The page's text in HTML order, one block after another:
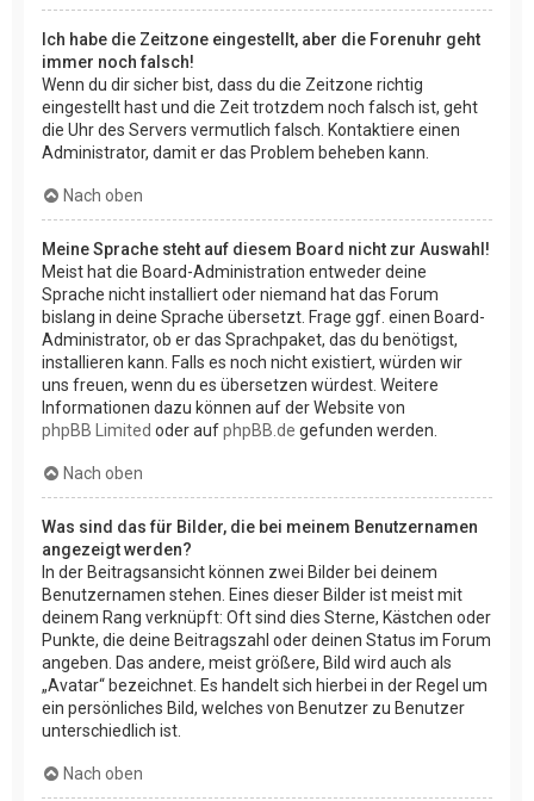
Ich habe die Zeitzone eingestellt, aber die Forenuhr geht
immer noch falsch!
Wenn du dir sicher bist, dass du die Zeitzone richtig
eingestellt hast und die Zeit trotzdem noch falsch ist, geht
die Uhr des Servers vermutlich falsch. Kontaktiere einen
Administrator, damit er das Problem beheben kann.
Nach oben
Meine Sprache steht auf diesem Board nicht zur Auswahl!
Meist hat die Board-Administration entweder deine
Sprache nicht installiert oder niemand hat das Forum
bislang in deine Sprache übersetzt. Frage ggf. einen Board-
Administrator, ob er das Sprachpaket, das du benötigst,
installieren kann. Falls es noch nicht existiert, würden wir
uns freuen, wenn du es übersetzen würdest. Weitere
Informationen dazu können auf der Website von
phpBB Limited oder aufphpBB.de gefunden werden.
Nach oben
Was sind das für Bilder, die bei meinem Benutzernamen
angezeigt werden?
In der Beitragsansicht können zwei Bilder bei deinem
Benutzernamen stehen. Eines dieser Bilder ist meist mit
deinem Rang verknüpft: Oft sind dies Sterne, Kästchen oder
Punkte, die deine Beitragszahl oder deinen Status im Forum
angeben. Das andere, meist größere, Bild wird auch als
„Avatar“ bezeichnet. Es handelt sich hierbei in der Regel um
ein persönliches Bild, welches von Benutzer zu Benutzer
unterschiedlich ist.
Nach oben